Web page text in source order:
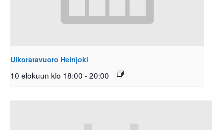
Ulkoratavuoro Heinjoki
10 elokuun klo 18:00 -20:00